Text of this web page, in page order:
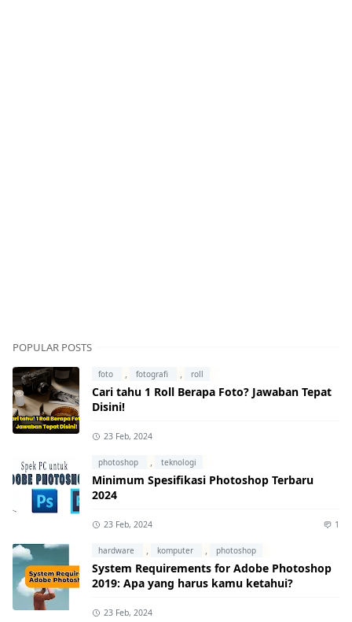
POPULAR POSTS
foto , fotografi , roll
Cari tahu 1 Roll Berapa Foto? Jawaban Tepat
Disini!
23 Feb, 2024
photoshop , teknologi
Minimum Spesifikasi Photoshop Terbaru
2024
23 Feb, 2024 1
hardware , komputer , photoshop
System Requirements for Adobe Photoshop
2019: Apa yang harus kamu ketahui?
23 Feb, 2024